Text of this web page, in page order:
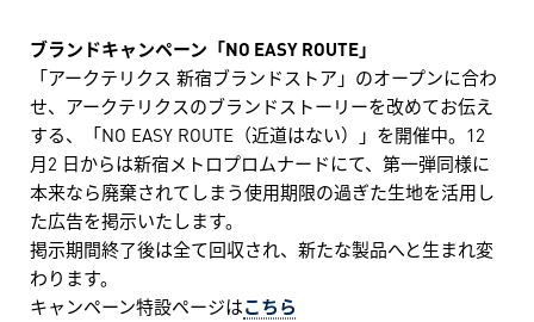
ブランドキャンペーン「NO EASY ROUTE」
「アークテリクス 新宿ブランドストア」のオープンに合わ
せ、アークテリクスのブランドストーリーを改めてお伝え
する、「NO EASY ROUTE（近道はない）」を開催中。12
月2 日からは新宿メトロプロムナードにて、第一弾同様に
本来なら廃棄されてしまう使用期限の過ぎた生地を活用し
た広告を掲示いたします。
掲示期間終了後は全て回収され、新たな製品へと生まれ変
わります。
キャンペーン特設ページはこちら